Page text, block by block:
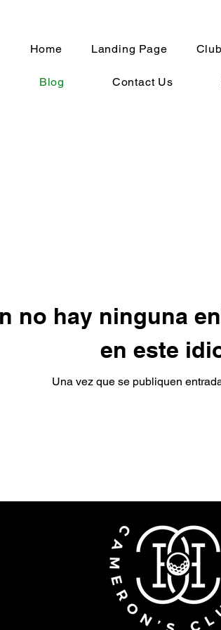
Home Landing Page
Blog Contact Us
no hay ninguna
en este
Una vez que se publiquen